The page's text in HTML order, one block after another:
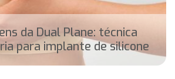
da Dual Plane: técnica
para implante de silicone